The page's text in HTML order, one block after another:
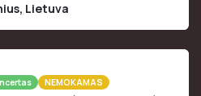
, Lietuva
NEMOKAMAS